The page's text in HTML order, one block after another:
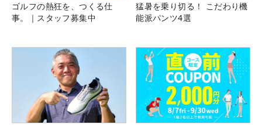
ゴルフの熱狂を、つくる仕
事。｜スタッフ募集中
猛暑を乗り切る！ こだわり機
能派パンツ4選